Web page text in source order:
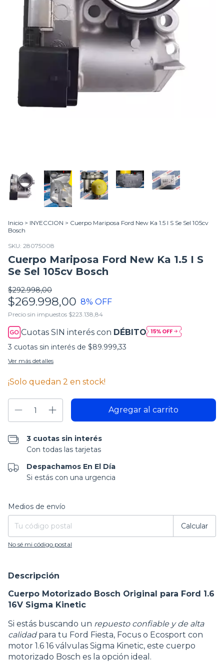
Inicio > INYECCION > Cuerpo Mariposa Ford New Ka 1.5 I S Se Sel 105cv
Bosch
SKU: 28075008
Cuerpo Mariposa Ford New Ka 1.5 I S
Se Sel 105cv Bosch
$292.998,00
$269.998,00 8% OFF
Precio sin impuestos $223.138,84
Cuotas SIN interés con DÉBITO
3 cuotas sin interés de $89.999,33
Ver más detalles
¡Solo quedan 2 en stock!
3 cuotas sin interés
Con todas las tarjetas
Despachamos En El Día
Si estás con una urgencia
Entregas para el CP:
Medios de envío
Calcular
No sé mi código postal
Descripción
Cuerpo Motorizado Bosch Original para Ford 1.6
16V Sigma Kinetic
Si estás buscando un repuesto confiable y de alta
calidadpara tu Ford Fiesta, Focus o Ecosport con
motor 1.6 16 válvulas Sigma Kinetic, este cuerpo
motorizado Bosch es la opción ideal.